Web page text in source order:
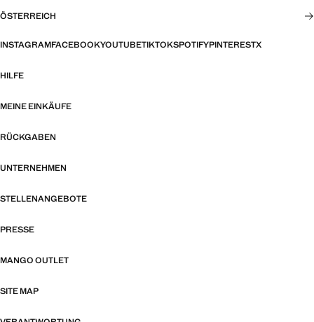
ÖSTERREICH
INSTAGRAMFACEBOOKYOUTUBETIKTOKSPOTIFYPINTERESTX
HILFE
MEINE EINKÄUFE
RÜCKGABEN
UNTERNEHMEN
STELLENANGEBOTE
PRESSE
MANGO OUTLET
SITE MAP